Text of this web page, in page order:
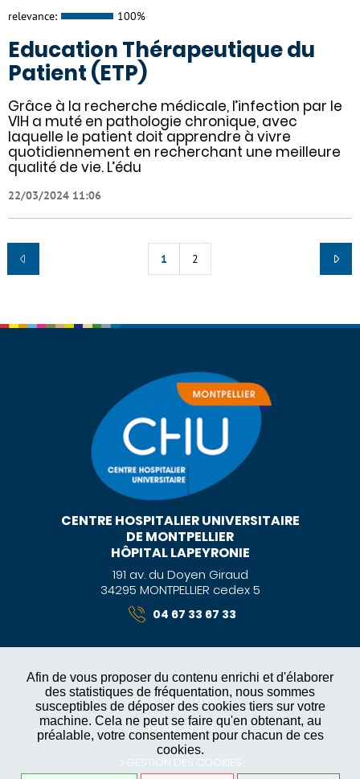
Afin de vous proposer du contenu enrichi et d'élaborer
des statistiques de fréquentation, nous sommes
susceptibles de déposer des cookies tiers sur votre
machine. Cela ne peut se faire qu'en obtenant, au
préalable, votre consentement pour chacun de ces
cookies.
relevance: 100%
Education Thérapeutique du
Patient (ETP)
Grâce à la recherche médicale, l’infection par le
VIH a muté en pathologie chronique, avec
laquelle le patient doit apprendre à vivre
quotidiennement en recherchant une meilleure
qualité de vie. L’édu
22/03/2024 11:06
1 2
CENTRE HOSPITALIER UNIVERSITAIRE
DE MONTPELLIER
HÔPITAL LAPEYRONIE
191 av. du Doyen Giraud
34295 MONTPELLIER cedex 5
04 67 33 67 33
MENTIONS LÉGALES
PLAN DU SITE
GESTION DES COOKIES